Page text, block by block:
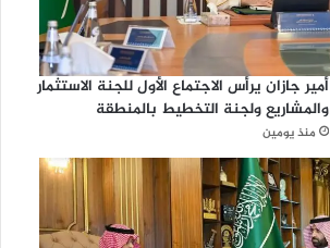
أمير جازان يرأس الاجتماع الأول للجنة الاستثمار
والمشاريع ولجنة التخطيط بالمنطقة
منذ يومين